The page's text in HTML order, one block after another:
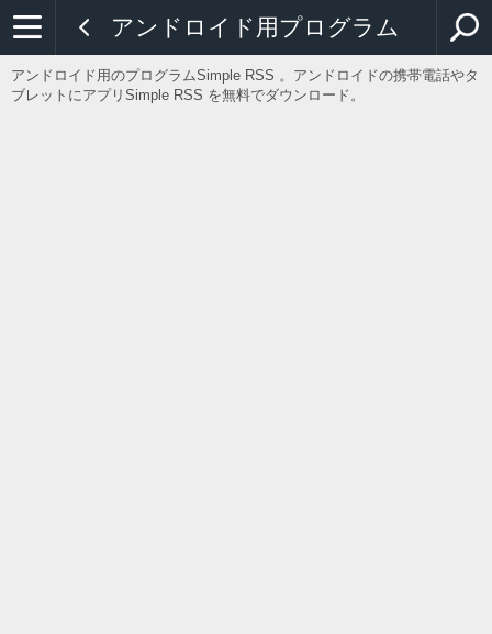
アンドロイド用プログラム
アンドロイド用のプログラムSimple RSS 。アンドロイドの携帯電話やタ
ブレットにアプリSimple RSS を無料でダウンロード。